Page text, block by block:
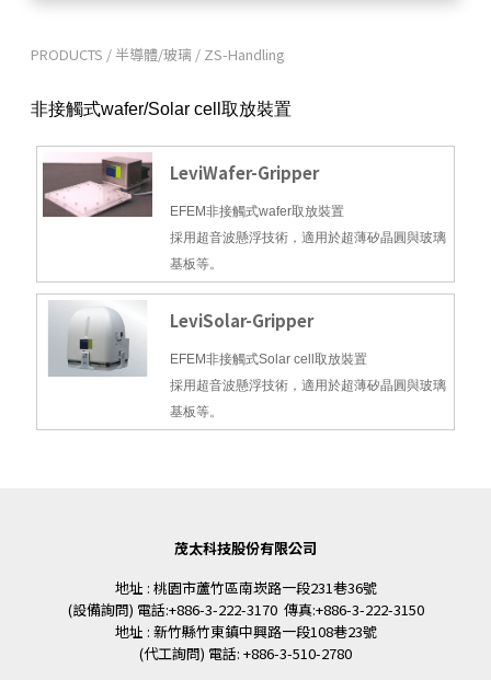
PRODUCTS /半導體/玻璃 / ZS-Handling
非接觸式wafer/Solar cell取放裝置
LeviWafer-Gripper
EFEM非接觸式wafer取放裝置
採用超音波懸浮技術，適用於超薄矽晶圓與玻璃
基板等。
LeviSolar-Gripper
EFEM非接觸式Solar cell取放裝置
採用超音波懸浮技術，適用於超薄矽晶圓與玻璃
基板等。
茂太科技股份有限公司
地址 : 桃園市蘆竹區南崁路一段231巷36號
(設備詢問) 電話:+886-3-222-3170 傳真:+886-3-222-3150
地址 : 新竹縣竹東鎮中興路一段108巷23號
(代工詢問) 電話: +886-3-510-2780